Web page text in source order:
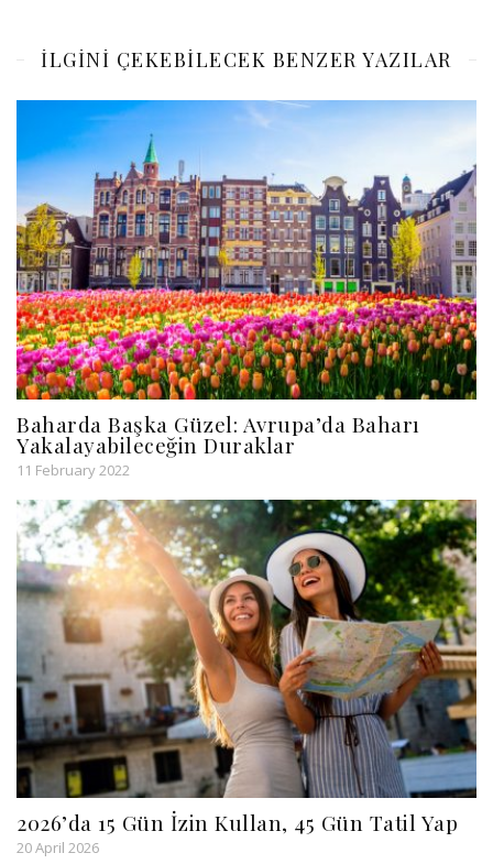
ILGINI ÇEKEBILECEK BENZER YAZILAR
Baharda Başka Güzel: Avrupa’da Baharı
Yakalayabileceğin Duraklar
11 February 2022
2026’da 15 Gün İzin Kullan, 45 Gün Tatil Yap
20 April 2026